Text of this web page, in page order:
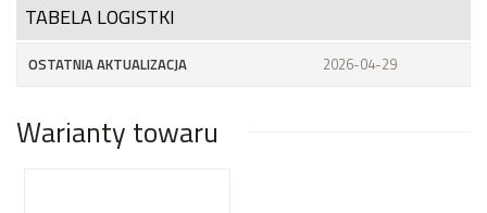
TABELA LOGISTKI
OSTATNIA AKTUALIZACJA 2026-04-29
Warianty towaru